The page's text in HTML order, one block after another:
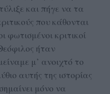
και πήγε να τα
που κάθονται
κριτικοί
ήταν
μ’ ανοιχτό το
αυτής της ιστορίας
μόνο να